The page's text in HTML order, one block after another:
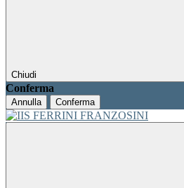
Chiudi
Conferma
Annulla Conferma